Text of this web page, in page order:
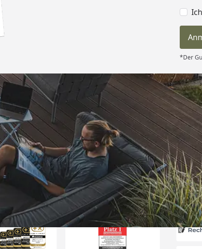
*Der
Bestellung ist innerhalb von 4
bei mir eingetroffen,
ein Wochenende
lag. Absolut TOP!
nicht die letzte
Vielen Dank und weiter
so.“
07.08.2026